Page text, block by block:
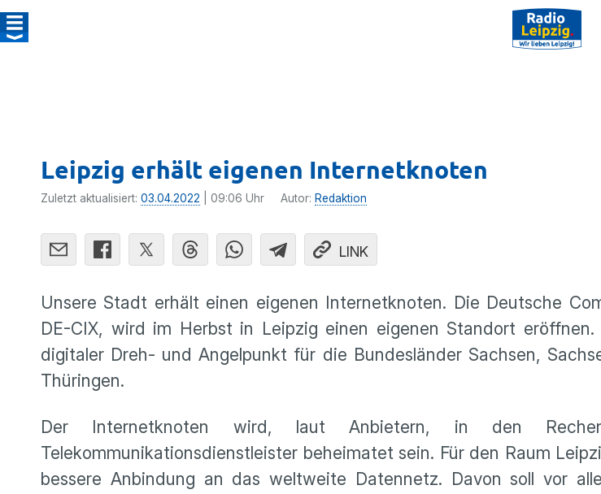
Leipzig erhält eigenen Internetknoten
Zuletzt aktualisiert: 03.04.2022 | 09:06 Uhr Autor: Redaktion
LINK
Unsere Stadt erhält einen eigenen Internetknoten. Die Deutsche
DE-CIX, wird im Herbst in Leipzig einen eigenen Standort
digitaler Dreh- und Angelpunkt für die Bundesländer Sachsen,
Thüringen.
Der Internetknoten wird, laut Anbietern, in den
Telekommunikationsdienstleister beheimatet sein. Für den Raum
bessere Anbindung an das weltweite Datennetz. Davon soll vor